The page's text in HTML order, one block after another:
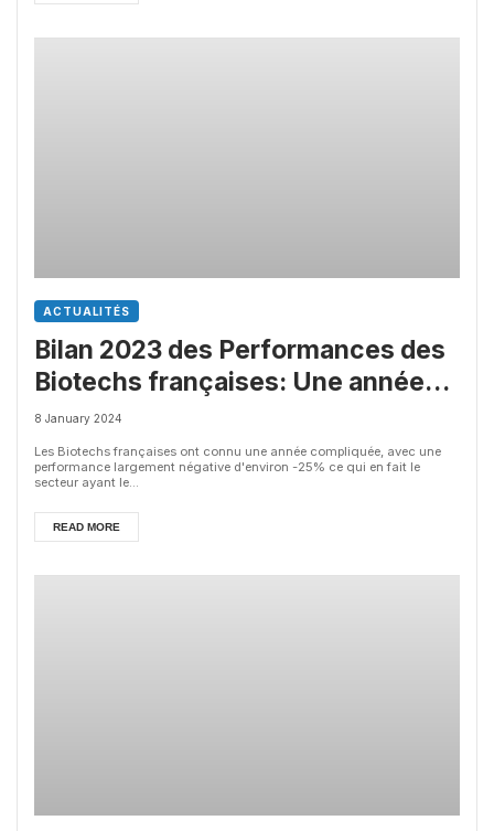
ACTUALITÉS
Bilan 2023 des Performances des
Biotechs françaises: Une année
compliquée (-26%)
8 January 2024
Les Biotechs françaises ont connu une année compliquée, avec une
performance largement négative d'environ -25% ce qui en fait le
secteur ayant le...
READ MORE